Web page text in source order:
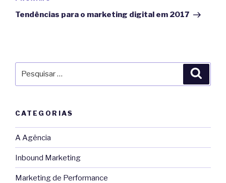
post
Tendências para o marketing digital em 2017
CATEGORIAS
A Agência
Inbound Marketing
Marketing de Performance